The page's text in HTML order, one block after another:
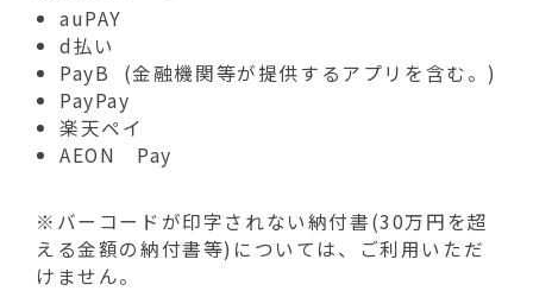
auPAY
d払い
PayB (金融機関等が提供するアプリを含む。)
PayPay
楽天ペイ
AEON Pay
※バーコードが印字されない納付書(30万円を超
える金額の納付書等)については、ご利用いただ
けません。